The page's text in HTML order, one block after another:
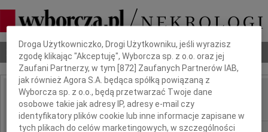
Nekrologi Odeszli Poradnik pogrzebowy
IMIĘ I NAZWISKO: Anna Skalska
Dbamy o Twoją prywatność
Droga Użytkowniczko, Drogi Użytkowniku, jeśli wyrazisz
zgodę klikając "Akceptuję", Wyborcza sp. z o.o. oraz jej
Zaufani Partnerzy, w tym [872 ] Zaufanych Partnerów IAB,
jak również Agora S.A. będąca spółką powiązaną z
Wyborcza sp. z o.o., będą przetwarzać Twoje dane
osobowe takie jak adresy IP, adresy e-mail czy
identyfikatory plików cookie lub inne informacje zapisane w
tych plikach do celów marketingowych, w szczególności